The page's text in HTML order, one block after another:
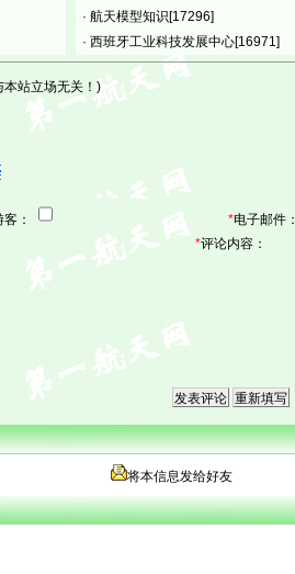
· 航天模型知识[17296]
· 西班牙工业科技发展中心[16971]
站立场无关！)
客： *电子邮件：
*评论内容：
将本信息发给好友